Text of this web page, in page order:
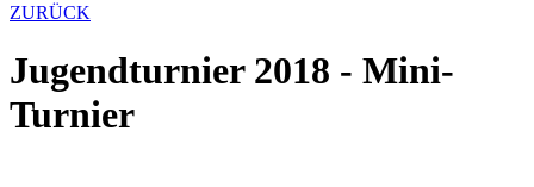
ZURÜCK
Jugendturnier 2018 - Mini-
Turnier